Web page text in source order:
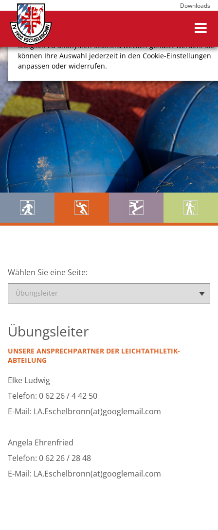
Wir verwenden Cookies, um Ihnen ein optimales
Webseitenerlebnis zu bieten. Dazu zählen Cookies, die für
den Betrieb der Seite notwendig sind, sowie solche, die
lediglich zu anonymen Statistikzwecken genutzt werden. Sie
können Ihre Auswahl jederzeit in den Cookie-Einstellungen
anpassen oder widerrufen.
COOKIE-EINSTELLUNGEN
ALLE ABLEHNEN
ALLE AUSWÄHLEN
ImpressumDatenschutz
Downloads
Wählen Sie eine Seite:
Übungsleiter
UNSERE ANSPRECHPARTNER DER LEICHTATHLETIK-
ABTEILUNG
Elke Ludwig
Telefon: 0 62 26 / 4 42 50
E-Mail: LA.Eschelbronn(at)googlemail.com
Angela Ehrenfried
Telefon: 0 62 26 / 28 48
E-Mail: LA.Eschelbronn(at)googlemail.com